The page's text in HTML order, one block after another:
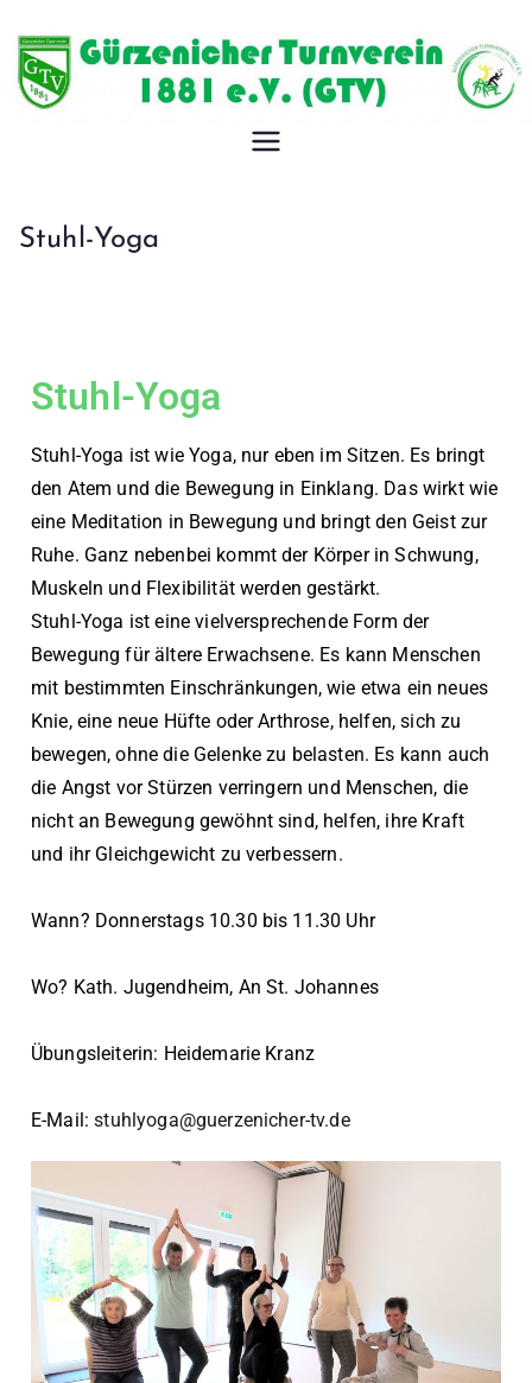
Gürzeniche
Stuhl-Yoga
Stuhl-Yoga
Stuhl-Yoga ist wie Yoga, nur eben im Sitzen. Es bringt
den Atem und die Bewegung in Einklang. Das wirkt wie
eine Meditation in Bewegung und bringt den Geist zur
Ruhe. Ganz nebenbei kommt der Körper in Schwung,
Muskeln und Flexibilität werden gestärkt.
Stuhl-Yoga ist eine vielversprechende Form der
Bewegung für ältere Erwachsene. Es kann Menschen
mit bestimmten Einschränkungen, wie etwa ein neues
Knie, eine neue Hüfte oder Arthrose, helfen, sich zu
bewegen, ohne die Gelenke zu belasten. Es kann auch
die Angst vor Stürzen verringern und Menschen, die
nicht an Bewegung gewöhnt sind, helfen, ihre Kraft
und ihr Gleichgewicht zu verbessern.
Wann? Donnerstags 10.30 bis 11.30 Uhr
Wo? Kath. Jugendheim, An St. Johannes
Übungsleiterin: Heidemarie Kranz
E-Mail:stuhlyoga@guerzenicher-tv.de